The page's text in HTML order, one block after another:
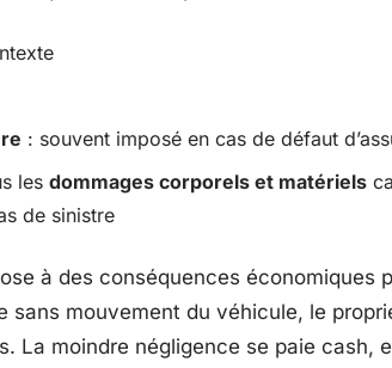
: souvent imposé en cas de défaut
les dommages corporels et matériels
de sinistre
à des conséquences économiques
mouvement du véhicule, le
La moindre négligence se paie cash,